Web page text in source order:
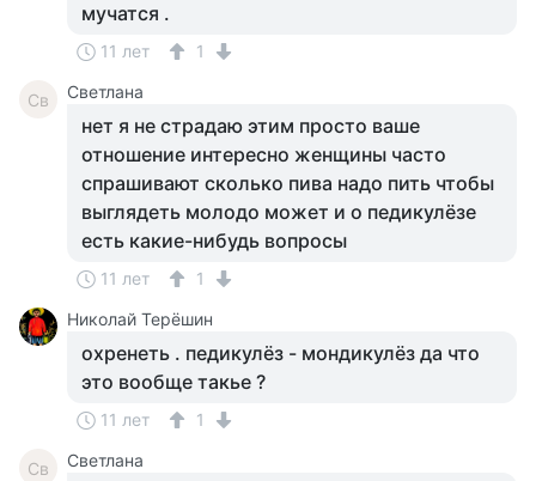
мучатся .
11 лет 1
Св Светлана
нет я не страдаю этим просто ваше
отношение интересно женщины часто
спрашивают сколько пива надо пить чтобы
выглядеть молодо может и о педикулёзе
есть какие-нибудь вопросы
11 лет
1
Николай Терёшин
охренеть . педикулёз - мондикулёз да что
это вообще такье ?
11 лет 1
Св Светлана